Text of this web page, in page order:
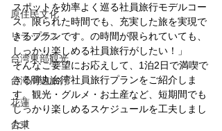
原住民文化
リラックス
台湾東部観光
台湾周遊旅行
花蓮
台東
スポットを効率よく巡る社員旅行モデルコー
ス。限られた時間でも、充実した旅を実現で
きるプランです。の時間が限られていても、
しっかり楽しめる社員旅行がしたい！」
そんなご要望にお応えして、1泊2日で満喫で
きる弾丸台湾社員旅行プランをご紹介しま
す。観光・グルメ・お土産など、短期間でも
しっかり楽しめるスケジュールを工夫しまし
た！